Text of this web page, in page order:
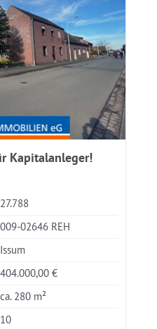
Kapitalanleger!
27.788
009-02646 REH
Issum
404.000,00 €
ca. 280 m²
10